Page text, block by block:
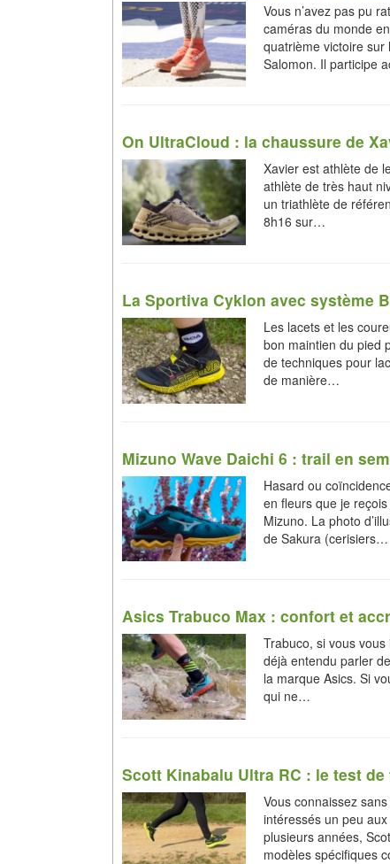
Vous n’avez pas pu
caméras du monde
quatrième victoire sur
Salomon. Il participe
On UltraCloud : la chaussure de
Xavier est athlète de
athlète de très haut
un triathlète de
8h16 sur…
La Sportiva Cyklon avec système
Les lacets et les
bon maintien du pied
de techniques pour
de manière…
Mizuno Wave Daichi 6 : trail en
Hasard ou
en fleurs que je
Mizuno. La photo
de Sakura (cerisiers…
Asics Trabuco Max : confort et
Trabuco, si vous
déjà entendu parler
la marque Asics. Si
qui ne…
Scott Kinabalu Ultra RC : le test de
Vous connaissez
intéressés un peu
plusieurs années,
modèles spécifiques